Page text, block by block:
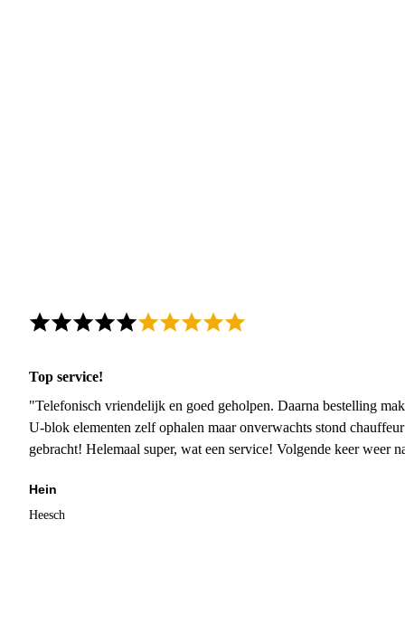
Top service!
"Telefonisch vriendelijk en goed geholpen. Daarna bestelling
U-blok elementen zelf ophalen maar onverwachts stond
gebracht! Helemaal super, wat een service! Volgende keer weer
Hein
Heesch